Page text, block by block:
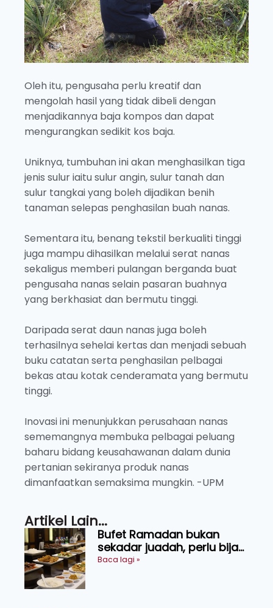
Oleh itu, pengusaha perlu kreatif dan
mengolah hasil yang tidak dibeli dengan
menjadikannya baja kompos dan dapat
mengurangkan sedikit kos baja.
Uniknya, tumbuhan ini akan menghasilkan tiga
jenis sulur iaitu sulur angin, sulur tanah dan
sulur tangkai yang boleh dijadikan benih
tanaman selepas penghasilan buah nanas.
Sementara itu, benang tekstil berkualiti tinggi
juga mampu dihasilkan melalui serat nanas
sekaligus memberi pulangan berganda buat
pengusaha nanas selain pasaran buahnya
yang berkhasiat dan bermutu tinggi.
Daripada serat daun nanas juga boleh
terhasilnya sehelai kertas dan menjadi sebuah
buku catatan serta penghasilan pelbagai
bekas atau kotak cenderamata yang bermutu
tinggi.
Inovasi ini menunjukkan perusahaan nanas
sememangnya membuka pelbagai peluang
baharu bidang keusahawanan dalam dunia
pertanian sekiranya produk nanas
dimanfaatkan semaksima mungkin. -UPM
Artikel Lain...
Bufet Ramadan bukan
sekadar juadah, perlu bijak
memilih dan selamat
Baca lagi »